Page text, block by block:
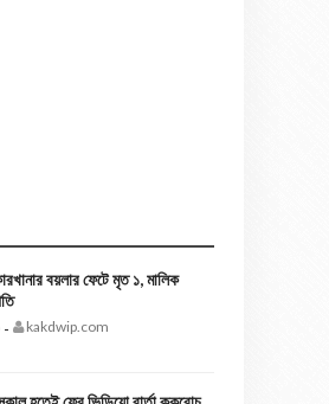
বয়লার ফেটে মৃত ১, মালিক
- kakdwip.com